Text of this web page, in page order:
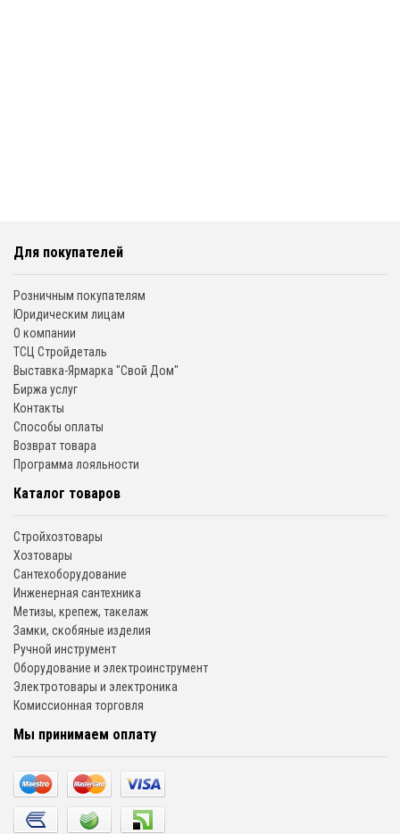
Для покупателей
Розничным покупателям
Юридическим лицам
О компании
ТСЦ Стройдеталь
Выставка-Ярмарка "Свой Дом"
Биржа услуг
Контакты
Способы оплаты
Возврат товара
Программа лояльности
Каталог товаров
Стройхозтовары
Хозтовары
Сантехоборудование
Инженерная сантехника
Метизы, крепеж, такелаж
Замки, скобяные изделия
Ручной инструмент
Оборудование и электроинструмент
Электротовары и электроника
Комиссионная торговля
Мы принимаем оплату